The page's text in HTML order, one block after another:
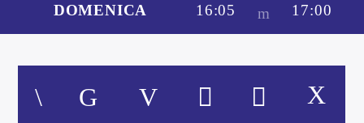
DOMENICA 16:05 17:00